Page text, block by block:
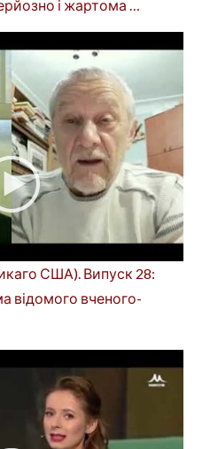
і жартома …
США). Випуск 28:
відомого вченого-